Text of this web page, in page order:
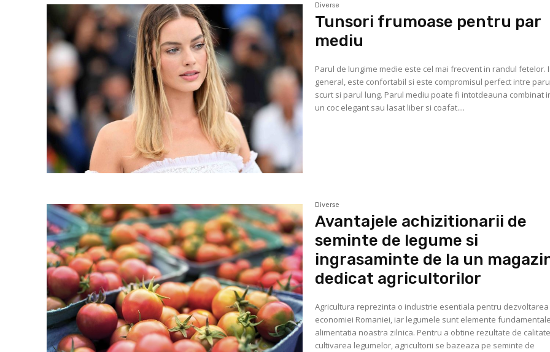
Diverse
Tunsori frumoase pentru par
mediu
Parul de lungime medie este cel mai frecvent in randul fetelor.
general, este confortabil si este compromisul perfect intre
scurt si parul lung. Parul mediu poate fi intotdeauna combinat
un coc elegant sau lasat liber si coafat....
Diverse
Avantajele achizitionarii de
seminte de legume si
ingrasaminte de la un
dedicat agricultorilor
Agricultura reprezinta o industrie esentiala pentru dezvoltarea
economiei Romaniei, iar legumele sunt elemente
alimentatia noastra zilnica. Pentru a obtine rezultate de
cultivarea legumelor, agricultorii se bazeaza pe seminte de